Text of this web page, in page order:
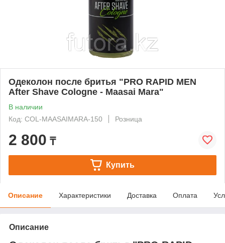
Одеколон после бритья "PRO RAPID MEN
After Shave Cologne - Maasai Mara"
В наличии
Код: COL-MAASAIMARA-150
Розница
2 800 ₸
Купить
Описание Характеристики Доставка Оплата
Описание